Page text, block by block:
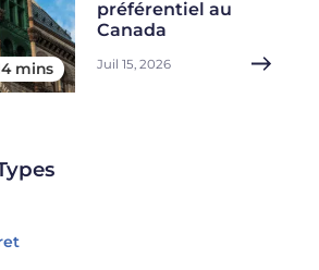
mins
préférentiel au
Canada
Juil 15, 2026